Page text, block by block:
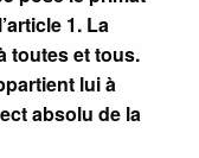
1. La
toutes et tous.
lui à
absolu de la